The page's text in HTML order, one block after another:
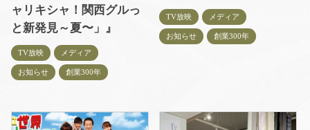
ャリキシャ！関西グルっ
と新発見～夏〜」』
TV放映 メディア
お知らせ 創業300年
TV放映 メディア
お知らせ 創業300年